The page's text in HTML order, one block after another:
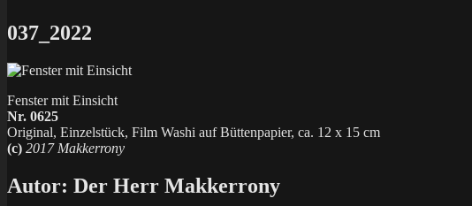
X
037_2022
Fenster mit Einsicht
Nr. 0625
Original, Einzelstück, Film Washi auf Büttenpapier, ca. 12 x 15 cm
(c) 2017 Makkerrony
Autor: Der Herr Makkerrony